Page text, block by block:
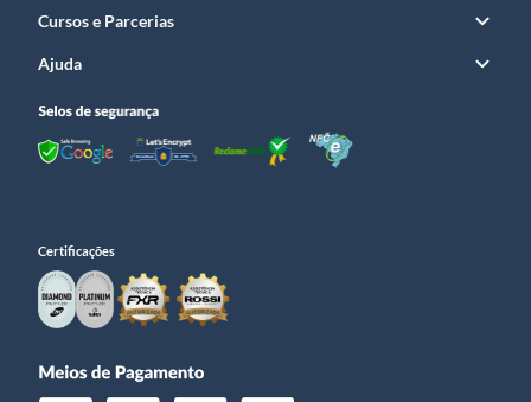
Cursos e Parcerias
Ajuda
Certificações